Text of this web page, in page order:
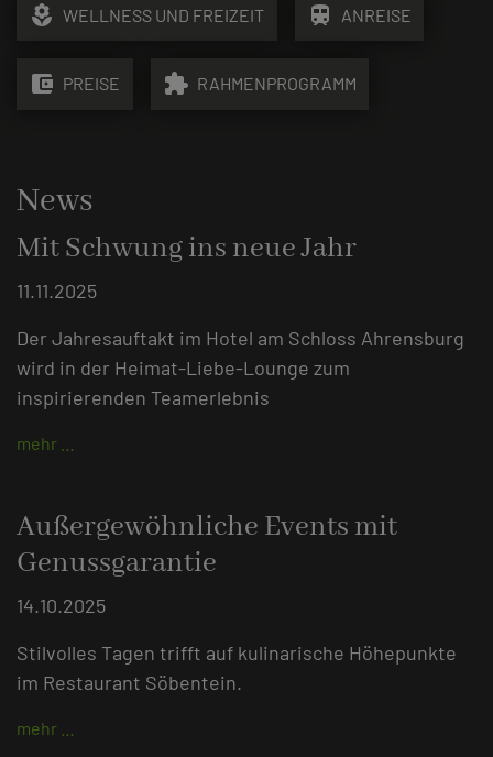
local_florist WELLNESS UND FREIZEIT train ANREISE
account_balance_wallet PREISE extension RAHMENPROGRAMM
News
Mit Schwung ins neue Jahr
11.11.2025
Der Jahresauftakt im Hotel am Schloss Ahrensburg
wird in der Heimat-Liebe-Lounge zum
inspirierenden Teamerlebnis
mehr …
Außergewöhnliche Events mit
Genussgarantie
14.10.2025
Stilvolles Tagen trifft auf kulinarische Höhepunkte
im Restaurant Söbentein.
mehr …